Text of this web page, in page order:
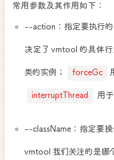
常用参数及其作用如下：​
--action：指定要执行
决定了 vmtool 的具体
类的实例； forceGc
interruptThread 用
--className：指定要
vmtool 我们关注的是哪